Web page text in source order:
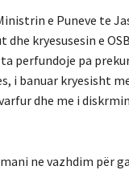
e Puneve te
dhe kryesusesin e
perfundoje pa
i banuar kryesisht
dhe me i
ne vazhdim për